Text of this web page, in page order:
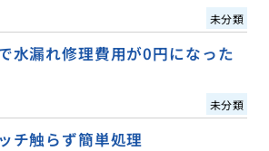
未分類
水漏れ修理費用が0円になった
未分類
チ触らず簡単処理